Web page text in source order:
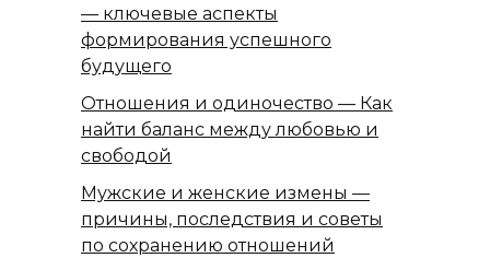
— ключевые аспекты
формирования успешного
будущего
Отношения и одиночество — Как
найти баланс между любовью и
свободой
Мужские и женские измены —
причины, последствия и советы
по сохранению отношений